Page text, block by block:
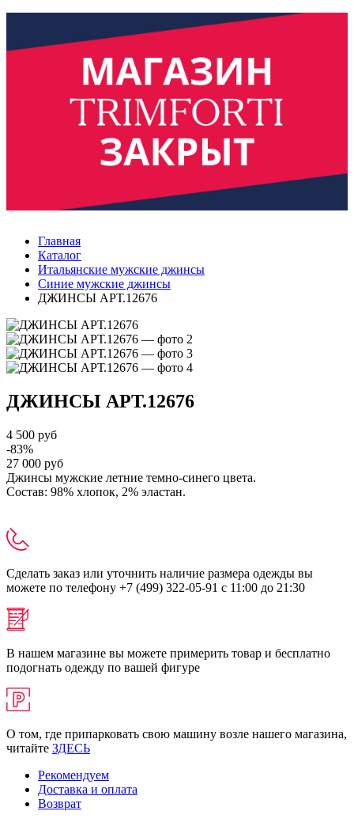
Главная
Каталог
Итальянские мужские джинсы
Синие мужские джинсы
ДЖИНСЫ АРТ.12676
ДЖИНСЫ АРТ.12676
4 500 руб
-83%
27 000 руб
Джинсы мужские летние темно-синего цвета.
Состав: 98% хлопок, 2% эластан.
Сделать заказ или уточнить наличие размера одежды вы
можете по телефону +7 (499) 322-05-91 с 11:00 до 21:30
В нашем магазине вы можете примерить товар и бесплатно
подогнать одежду по вашей фигуре
О том, где припарковать свою машину возле нашего магазина,
читайте ЗДЕСЬ
Рекомендуем
Доставка и оплата
Возврат